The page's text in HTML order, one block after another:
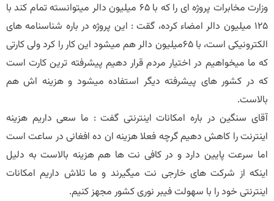
وزارت مخابرات پروژه ای را که با 65 میلیون دالر میتوانسته تمام کند با
125 میلیون دالر امضاء کرده، گقت : این پروژه در باره شناسنامه های
الکترونیکی است، با 65میلیون دالر هم میشود این کار را کرد ولی کارتی
که ما میخواهیم در اختیار مردم قرار دهیم پیشرفته ترین کارت است
که در کشور های پیشرفته دیگر استفاده میشود و هزینه اش هم
بالاست.
آقای سنگین در باره امکانات اینترنتی گفت : ما سعی داریم هزینه
اینترنت را کاهش دهیم گرچه فعلا هزینه ان ده افغانی در ساعت است
اما سرعت پایین دارد و در کافی نت ها هم هزینه بالاست به دلیل
اینکه از شرکت های خارجی نت میگیرند و ما تلاش داریم امکانات
اینترنتی خود را با سهولت فیبر نوری کشور مجهز کنیم.